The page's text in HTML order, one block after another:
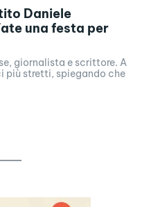
Daniele
una festa per
giornalista e scrittore. A
più stretti, spiegando che